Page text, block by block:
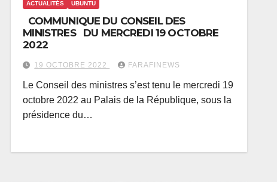
ACTUALITÉS UBUNTU
COMMUNIQUE DU CONSEIL DES
MINISTRES DU MERCREDI 19 OCTOBRE
2022
19 OCTOBRE 2022 FARAFINEWS
Le Conseil des ministres s’est tenu le mercredi 19
octobre 2022 au Palais de la République, sous la
présidence du…